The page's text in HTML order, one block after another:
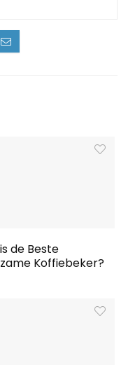
de Beste
Koffiebeker?